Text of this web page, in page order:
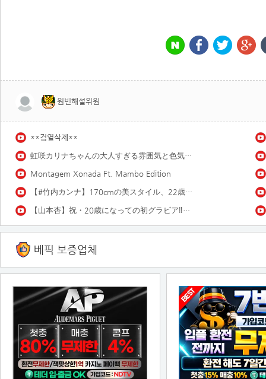
원빈해설위원
**검열삭제**
虹咲カリナちゃんの大人すぎる雰囲気と色気にノックアウト♡ 虹咲カリナ「雨上がり!18歳!!」
Montagem Xonada Ft. Mambo Edition
【#竹内カンナ】170cmの美スタイル、22歳とは思えぬ色気。――デジタル写真集『inevitable signs』好評発売中！ Kanna Takeuchi
【山本杏】祝・20歳になっての初グラビア‼︎ 過去イチ大人なあんころをお届け❤️
베픽 보증업체